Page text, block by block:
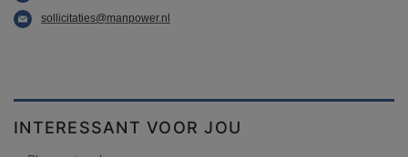
sollicitaties@manpower.nl
INTERESSANT VOOR JOU